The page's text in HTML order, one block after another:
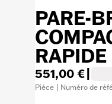
PARE-
RAPIDE
551,00 €
Pièce | Numéro de